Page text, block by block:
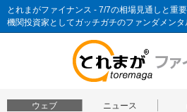
機関投資家としてガッチガチのファンダメン
ウェブ ニュース